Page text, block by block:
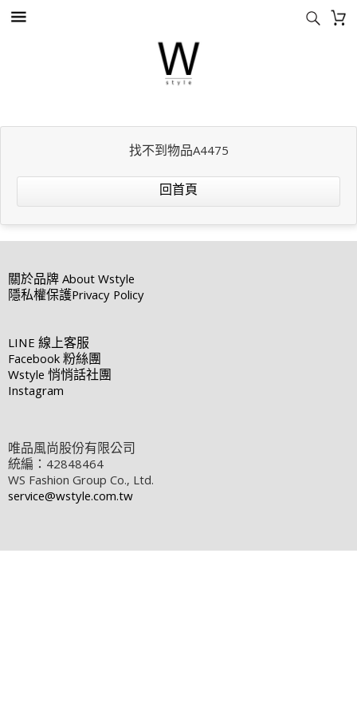
找不到物品A4475
回首頁
關於品牌About Wstyle
隱私權保護Privacy Policy
LINE線上客服
Facebook粉絲團
Wstyle悄悄話社團
Instagram
唯品風尚股份有限公司
統編：42848464
WS Fashion Group Co., Ltd.
service@wstyle.com.tw